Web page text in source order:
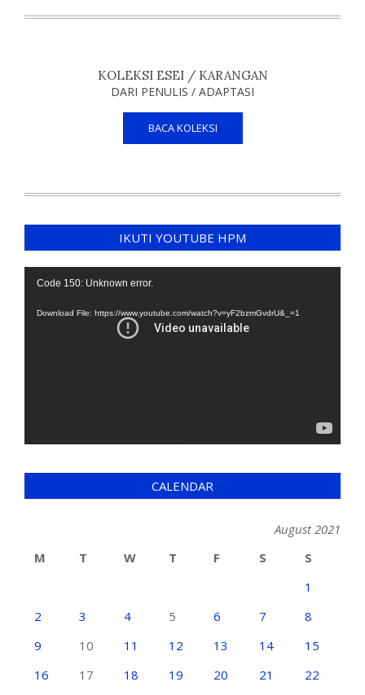
KOLEKSI ESEI / KARANGAN
DARI PENULIS / ADAPTASI
BACA KOLEKSI
IKUTI YOUTUBE HPM
Video
Code 150: Unknown error.
Download File: https://www.youtube.com/watch?v=yF2bzmGvdrU&_=1
CALENDAR
August 2021
M
T W T F S
S
1
2
3 4 5 6 7
8
9
10 11 12 13 14
15
16
17 18 19 20 21
22